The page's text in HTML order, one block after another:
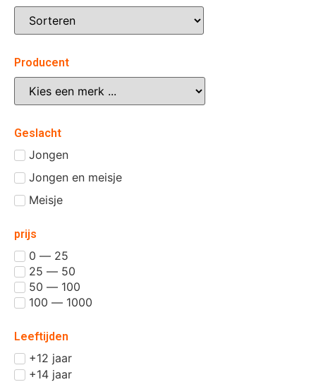
Producent
Geslacht
Jongen
Jongen en meisje
Meisje
prijs
0 — 25
25 — 50
50 — 100
100 — 1000
Leeftijden
+12 jaar
+14 jaar